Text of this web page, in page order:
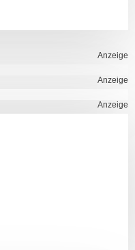
Anzeige
Anzeige
Anzeige